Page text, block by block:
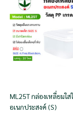
ML25T กล่องเหลี่ยมใส
อเนกประสงค์ (S)